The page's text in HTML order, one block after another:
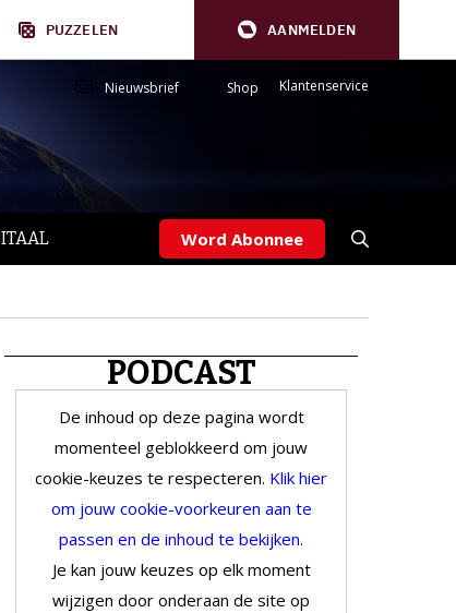
PUZZELEN AANMELDEN
Nieuwsbrief Shop Klantenservice
Word Abonnee
PODCAST
De inhoud op deze pagina wordt
momenteel geblokkeerd om jouw
cookie-keuzes te respecteren. Klik hier
om jouw cookie-voorkeuren aan te
passen en de inhoud te bekijken.
Je kan jouw keuzes op elk moment
wijzigen door onderaan de site op